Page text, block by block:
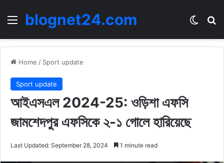
Menublognet24.com
Home / Sport update
Sport update
আইএসএল 2024-25: ওড়িশা এফসি
জামশেদপুর এফসিকে ২-১ গোলে হারিয়েছে
Last Updated: September 28, 2024 1 minute read